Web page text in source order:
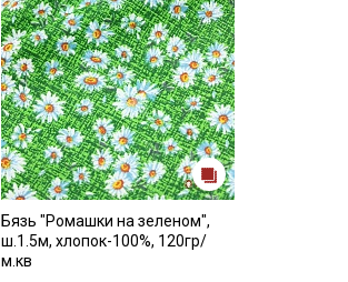
Бязь "Ромашки на зеленом",
ш.1.5м, хлопок-100%, 120гр/
м.кв